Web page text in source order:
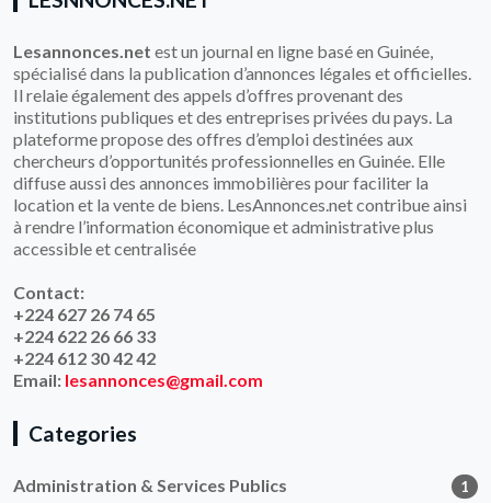
Lesannonces.net est un journal en ligne basé en Guinée,
spécialisé dans la publication d’annonces légales et officielles.
Il relaie également des appels d’offres provenant des
institutions publiques et des entreprises privées du pays. La
plateforme propose des offres d’emploi destinées aux
chercheurs d’opportunités professionnelles en Guinée. Elle
diffuse aussi des annonces immobilières pour faciliter la
location et la vente de biens. LesAnnonces.net contribue ainsi
à rendre l’information économique et administrative plus
accessible et centralisée
Contact:
+224 627 26 74 65
+224 622 26 66 33
+224 612 30 42 42
Email: lesannonces@gmail.com
Categories
Administration & Services Publics 1